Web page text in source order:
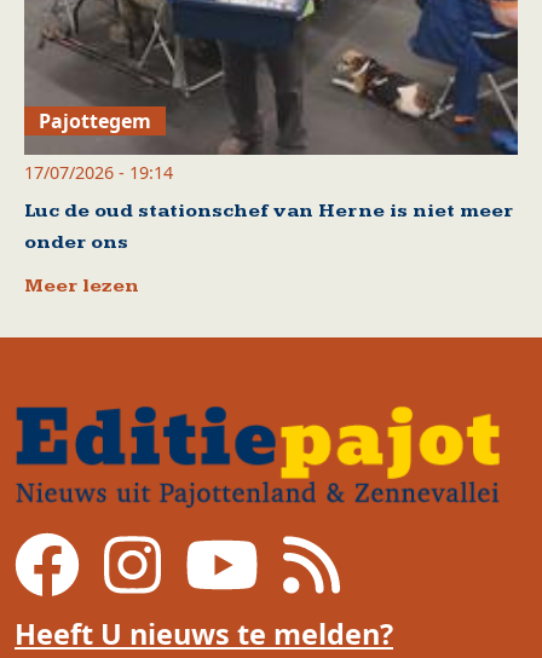
Pajottegem
17/07/2026 - 19:14
Luc de oud stationschef van Herne is niet meer
onder ons
Meer lezen
Heeft U nieuws te melden?